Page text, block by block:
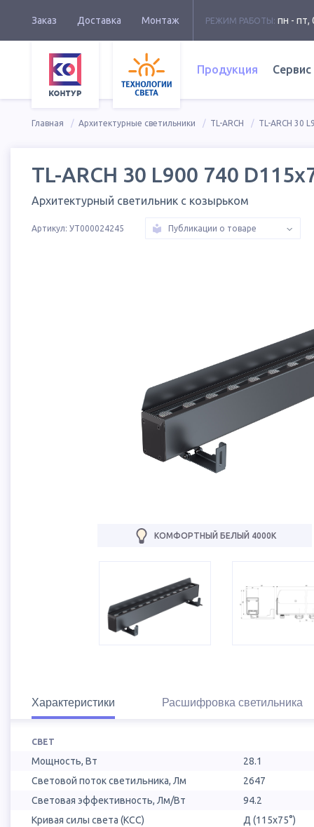
Заказ Доставка Монтаж РЕЖИМ РАБОТЫ: пн - пт,
Продукция Сервис
Главная Архитектурные светильники TL-ARCH TL-ARCH 30
TL-ARCH 30 L900 740
Архитектурный светильник с козырьком
Артикул: УТ000024245 Публикации о товаре
КОМФОРТНЫЙ БЕЛЫЙ 4000К
Характеристики Расшифровка светильника
СВЕТ
Мощность, Вт
28.1
Световой поток светильника, Лм
2647
Световая эффективность, Лм/Вт
94.2
Кривая силы света (КСС)
Д (115х75°)